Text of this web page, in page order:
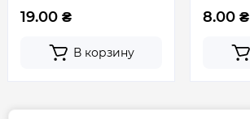
19.00 ₴
В корзину
8.00 ₴